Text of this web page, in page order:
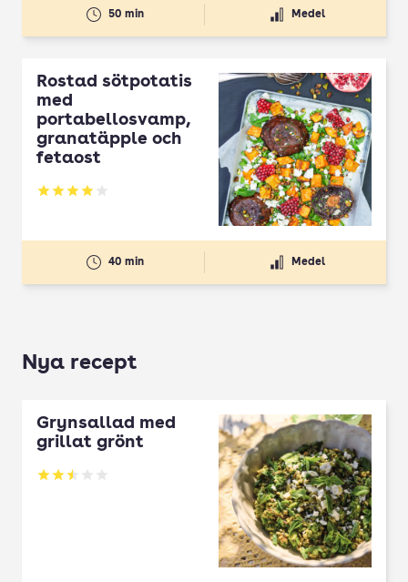
50 min Medel
Rostad sötpotatis
med
portabellosvamp,
granatäpple och
fetaost
Betyg: 3.92 av 5
40 min Medel
Nya recept
Grynsallad med
grillat grönt
Betyg: 2.5 av 5